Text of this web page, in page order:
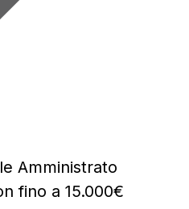
Amministrato
fino a 15.000€